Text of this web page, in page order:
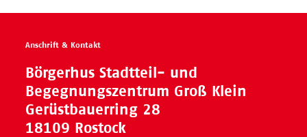
Anschrift & Kontakt
Börgerhus Stadtteil- und
Begegnungszentrum Groß Klein
Gerüstbauerring 28
18109 Rostock